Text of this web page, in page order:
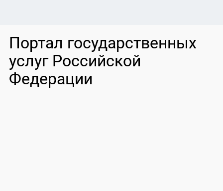
Портал государственных
услуг Российской
Федерации